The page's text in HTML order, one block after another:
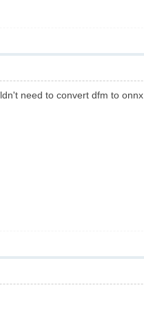
need to convert dfm to onnx